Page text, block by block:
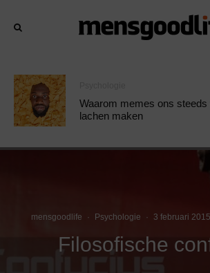
Waarom memes ons steeds
lachen maken
mensgoodlife · Psychologie · 3 februari 2015
Filosofische